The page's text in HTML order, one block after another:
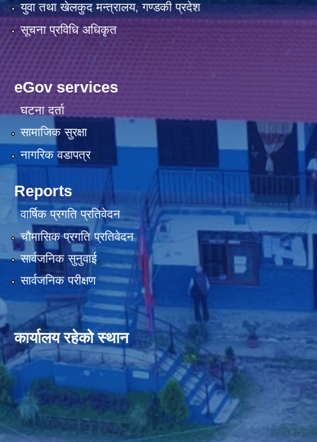
युवा तथा खेलकुद मन्त्रालय, गण्डकी प्रदेश
सूचना प्रविधि अधिकृत
eGov services
घटना दर्ता
सामाजिक सुरक्षा
नागरिक वडापत्र
Reports
वार्षिक प्रगति प्रतिवेदन
चौमासिक प्रगति प्रतिवेदन
सार्वजनिक सुनुवाई
सार्वजनिक परीक्षण
कार्यालय रहेको स्थान